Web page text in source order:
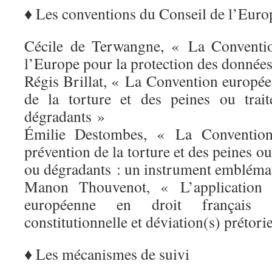
♦ Les conventions du Conseil de
Cécile de Terwangne, « La
l’Europe pour la protection des
Régis Brillat, « La Convention
de la torture et des peines ou
dégradants »
Émilie Destombes, « La
prévention de la torture et des peines
ou dégradants : un instrument
Manon Thouvenot, «
européenne en droit
constitutionnelle et déviation(s)
♦ Les mécanismes de suivi